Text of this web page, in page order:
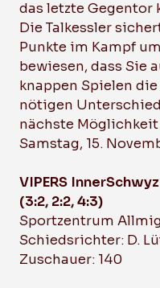
das letzte Gegentor
Die Talkessler
Punkte im Kampf
bewiesen, dass Sie
knappen Spielen
nötigen
nächste
Samstag, 15.
VIPERS
(3:2, 2:2, 4:3)
Sportzentrum
Schiedsrichter: D.
Zuschauer: 140